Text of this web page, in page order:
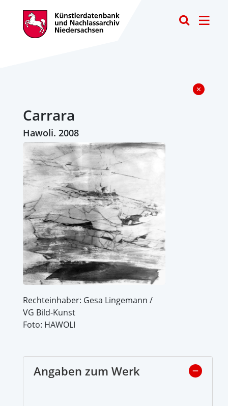
Carrara
Hawoli. 2008
Rechteinhaber: Gesa Lingemann /
VG Bild-Kunst
Foto: HAWOLI
Angaben zum Werk